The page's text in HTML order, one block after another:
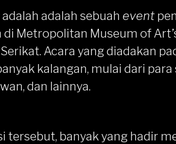
adalah sebuah event
di Metropolitan Museum of
Acara yang diadakan
kalangan, mulai dari
dan lainnya.
tersebut, banyak yang hadir